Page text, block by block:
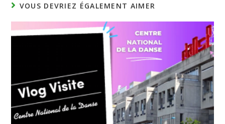
VOUS DEVRIEZ ÉGALEMENT AIMER